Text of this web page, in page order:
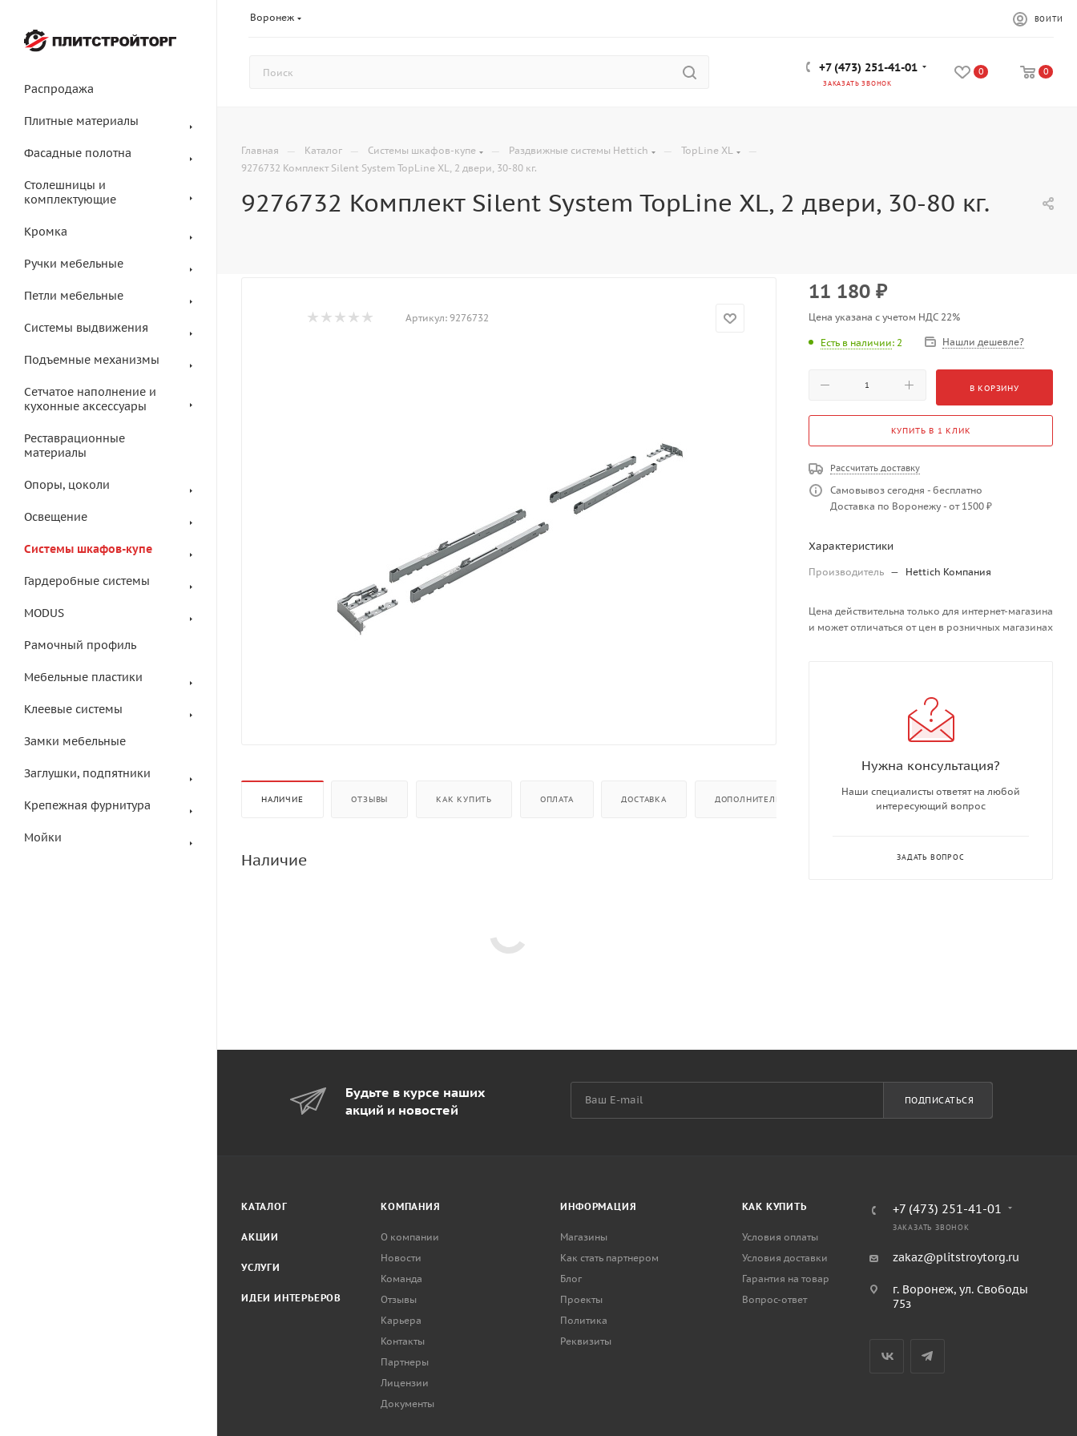
Воронеж ВОЙТИ
+7 (473) 251-41-01
ЗАКАЗАТЬ ЗВОНОК
0 0
Распродажа
Плитные материалы
Фасадные полотна
Столешницы и
комплектующие
Кромка
Ручки мебельные
Петли мебельные
Системы выдвижения
Подъемные механизмы
Сетчатое наполнение и
кухонные аксессуары
Реставрационные
материалы
Опоры, цоколи
Освещение
Системы шкафов-купе
Гардеробные системы
MODUS
Рамочный профиль
Мебельные пластики
Клеевые системы
Замки мебельные
Заглушки, подпятники
Крепежная фурнитура
Мойки
Главная — Каталог — Системы шкафов-купе — Раздвижные системы Hettich — TopLine XL —
9276732 Комплект Silent System TopLine XL, 2 двери, 30-80 кг.
9276732 Комплект Silent System TopLine XL, 2 двери, 30-80 кг.
Артикул: 9276732
НАЛИЧИЕ ОТЗЫВЫ КАК КУПИТЬ ОПЛАТА ДОСТАВКА ДОПОЛНИТЕЛЬНО
Наличие
11 180 ₽
Цена указана с учетом НДС 22%
Есть в наличии: 2 Нашли дешевле?
В КОРЗИНУ
КУПИТЬ В 1 КЛИК
Рассчитать доставку
Самовывоз сегодня - бесплатно
Доставка по Воронежу - от 1500 ₽
Характеристики
Производитель — Hettich Компания
Цена действительна только для интернет-магазина
и может отличаться от цен в розничных магазинах
Нужна консультация?
Наши специалисты ответят на любой
интересующий вопрос
ЗАДАТЬ ВОПРОС
Будьте в курсе наших
акций и новостей
ПОДПИСАТЬСЯ
КАТАЛОГ
АКЦИИ
УСЛУГИ
ИДЕИ ИНТЕРЬЕРОВ
КОМПАНИЯ
О компании
Новости
Команда
Отзывы
Карьера
Контакты
Партнеры
Лицензии
Документы
ИНФОРМАЦИЯ
Магазины
Как стать партнером
Блог
Проекты
Политика
Реквизиты
КАК КУПИТЬ
Условия оплаты
Условия доставки
Гарантия на товар
Вопрос-ответ
+7 (473) 251-41-01
ЗАКАЗАТЬ ЗВОНОК
zakaz@plitstroytorg.ru
г. Воронеж, ул. Свободы
75з